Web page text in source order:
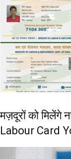
मज़दूरों को मिलेंगे
Labour Card